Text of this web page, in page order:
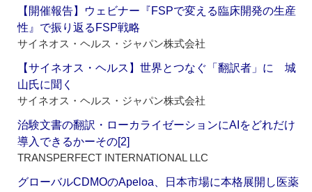
【開催報告】ウェビナー『FSPで変える臨床開発の生産
性』で振り返るFSP戦略
サイネオス・ヘルス・ジャパン株式会社
【サイネオス・ヘルス】世界とつなぐ「翻訳者」に 城
山氏に聞く
サイネオス・ヘルス・ジャパン株式会社
治験文書の翻訳・ローカライゼーションにAIをどれだけ
導入できるかーその[2]
TRANSPERFECT INTERNATIONAL LLC
グローバルCDMOのApeloa、日本市場に本格展開し医薬